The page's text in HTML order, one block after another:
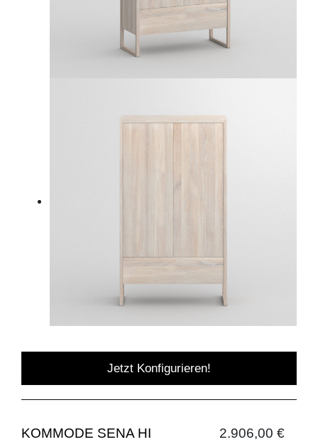
Jetzt Konfigurieren!
KOMMODE SENA HI 2.906,00 €